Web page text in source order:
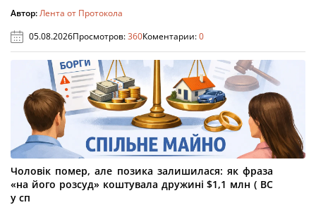
Автор:Лента от Протокола
05.08.2026Просмотров:360Коментарии:0
Чоловік помер, але позика залишилася: як фраза
«на його розсуд» коштувала дружині $1,1 млн ( ВС
у сп